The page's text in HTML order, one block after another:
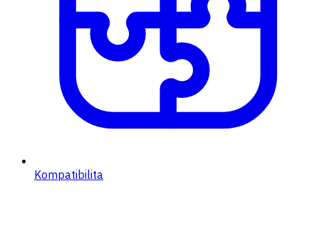
Kompatibilita